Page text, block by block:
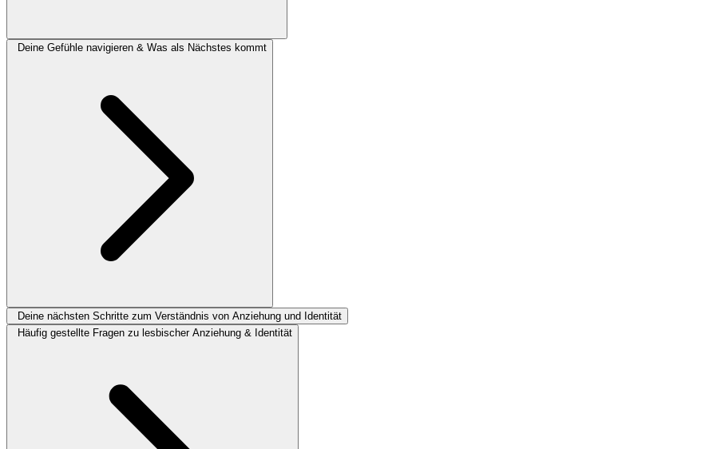
Deine Gefühle navigieren & Was als Nächstes kommt
Deine nächsten Schritte zum Verständnis von Anziehung und Identität
Häufig gestellte Fragen zu lesbischer Anziehung & Identität